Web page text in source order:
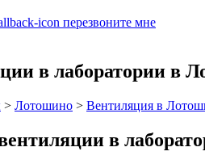
перезвоните мне
в лаборатории в
> Лотошино > Вентиляция в
в